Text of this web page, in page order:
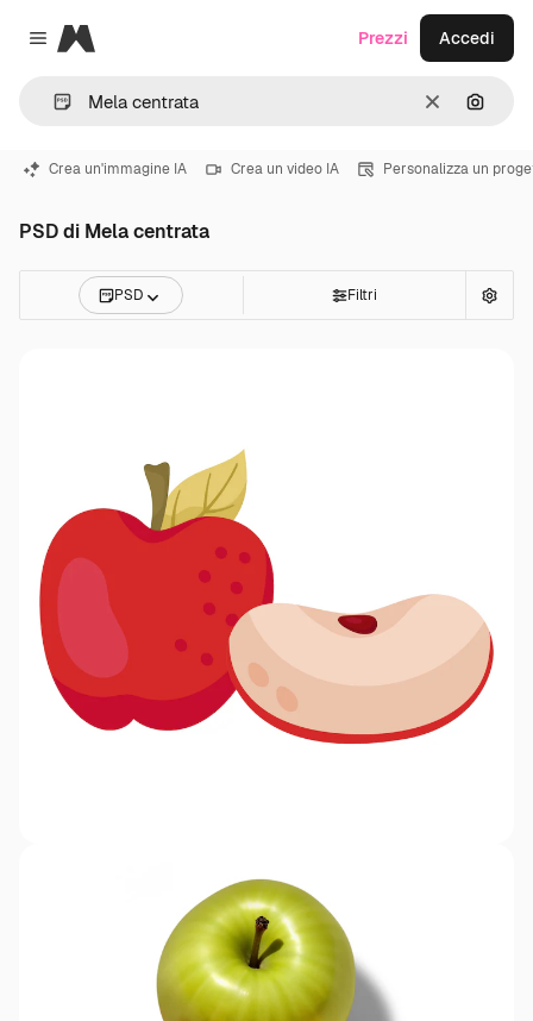
Close menu
Magnific
CancellaCerca
Prezzi Accedi
Crea un'immagine IA Crea un video IA Personalizza un
PSD di Mela centrata
PSD Filtri